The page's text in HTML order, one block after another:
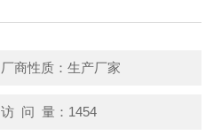
厂商性质：生产厂家
访 问 量：1454